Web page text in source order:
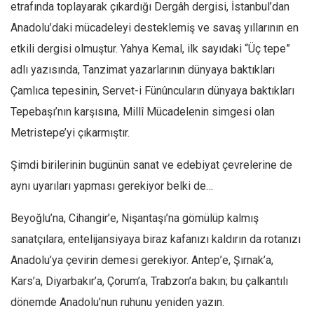
etrafında toplayarak çıkardığı Dergâh dergisi, İstanbul’dan
Anadolu’daki mücadeleyi desteklemiş ve savaş yıllarının en
etkili dergisi olmuştur. Yahya Kemal, ilk sayıdaki “Üç tepe”
adlı yazısında, Tanzimat yazarlarının dünyaya baktıkları
Çamlıca tepesinin, Servet-i Fünûncuların dünyaya baktıkları
Tepebaşı’nın karşısına, Millî Mücadelenin simgesi olan
Metristepe’yi çıkarmıştır.
Şimdi birilerinin bugünün sanat ve edebiyat çevrelerine de
aynı uyarıları yapması gerekiyor belki de…
Beyoğlu’na, Cihangir’e, Nişantaşı’na gömülüp kalmış
sanatçılara, entelijansiyaya biraz kafanızı kaldırın da rotanızı
Anadolu’ya çevirin demesi gerekiyor. Antep’e, Şırnak’a,
Kars’a, Diyarbakır’a, Çorum’a, Trabzon’a bakın; bu çalkantılı
dönemde Anadolu’nun ruhunu yeniden yazın.